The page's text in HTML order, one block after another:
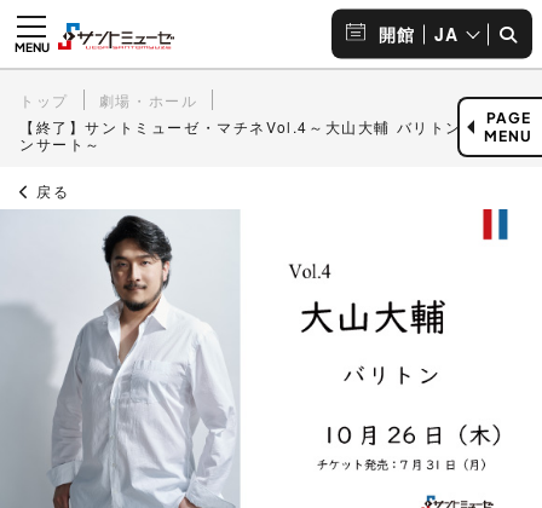
開館 JA
トップ
劇場・ホール
【終了】サントミューゼ・マチネVol.4～大山大輔 バリトン・コ
ンサート～
戻る
PAGE
MENU